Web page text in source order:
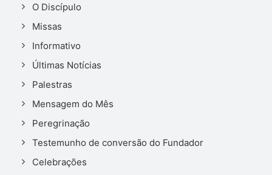
O Discípulo
Missas
Informativo
Últimas Notícias
Palestras
Mensagem do Mês
Peregrinação
Testemunho de conversão do Fundador
Celebrações